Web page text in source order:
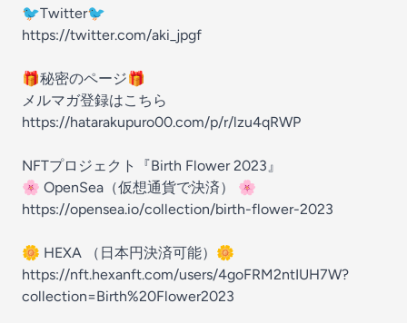
🐦Twitter🐦
https://twitter.com/aki_jpgf
🎁秘密のページ🎁
メルマガ登録はこちら
https://hatarakupuro00.com/p/r/lzu4qRWP
NFTプロジェクト『Birth Flower 2023』
🌸 OpenSea（仮想通貨で決済） 🌸
https://opensea.io/collection/birth-flower-2023
🌼 HEXA （日本円決済可能）🌼
https://nft.hexanft.com/users/4goFRM2ntIUH7W?
collection=Birth%20Flower2023